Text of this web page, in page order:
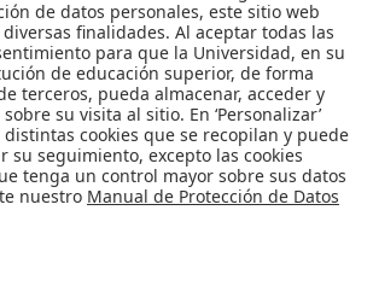
y material audiovisual